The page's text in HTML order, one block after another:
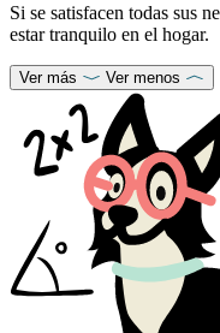
Si se satisfacen todas sus
estar tranquilo en el hogar.
Ver más Ver menos